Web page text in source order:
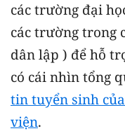
các trường đại
các trường trong
dân lập ) để hỗ
có cái nhìn tổng
tin tuyển sinh
viện.